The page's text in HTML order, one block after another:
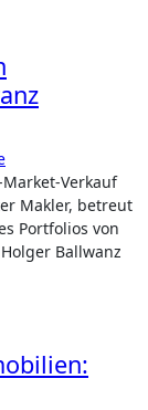
Makler, betreut
Portfolios von
Ballwanz